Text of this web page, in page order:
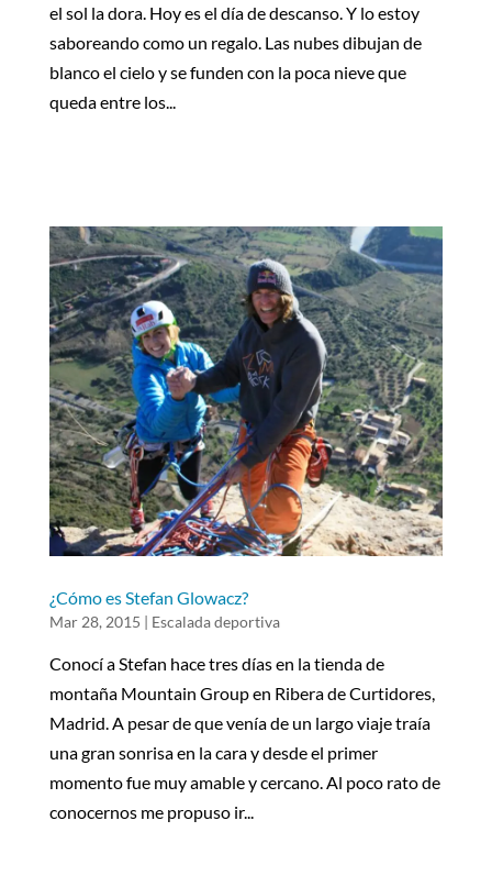
el sol la dora. Hoy es el día de descanso. Y lo estoy
saboreando como un regalo. Las nubes dibujan de
blanco el cielo y se funden con la poca nieve que
queda entre los...
¿Cómo es Stefan Glowacz?
Mar 28, 2015 | Escalada deportiva
Conocí a Stefan hace tres días en la tienda de
montaña Mountain Group en Ribera de Curtidores,
Madrid. A pesar de que venía de un largo viaje traía
una gran sonrisa en la cara y desde el primer
momento fue muy amable y cercano. Al poco rato de
conocernos me propuso ir...